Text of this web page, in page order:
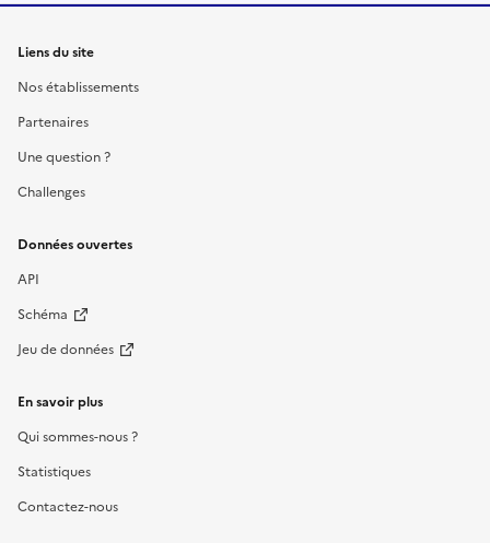
Liens du site
Nos établissements
Partenaires
Une question ?
Challenges
Données ouvertes
API
Schéma
Jeu de données
En savoir plus
Qui sommes-nous ?
Statistiques
Contactez-nous